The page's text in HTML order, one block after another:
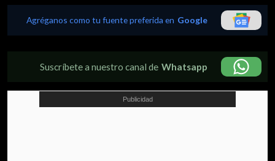
Agréganos como tu fuente preferida en Google
Suscríbete a nuestro canal de Whatsapp